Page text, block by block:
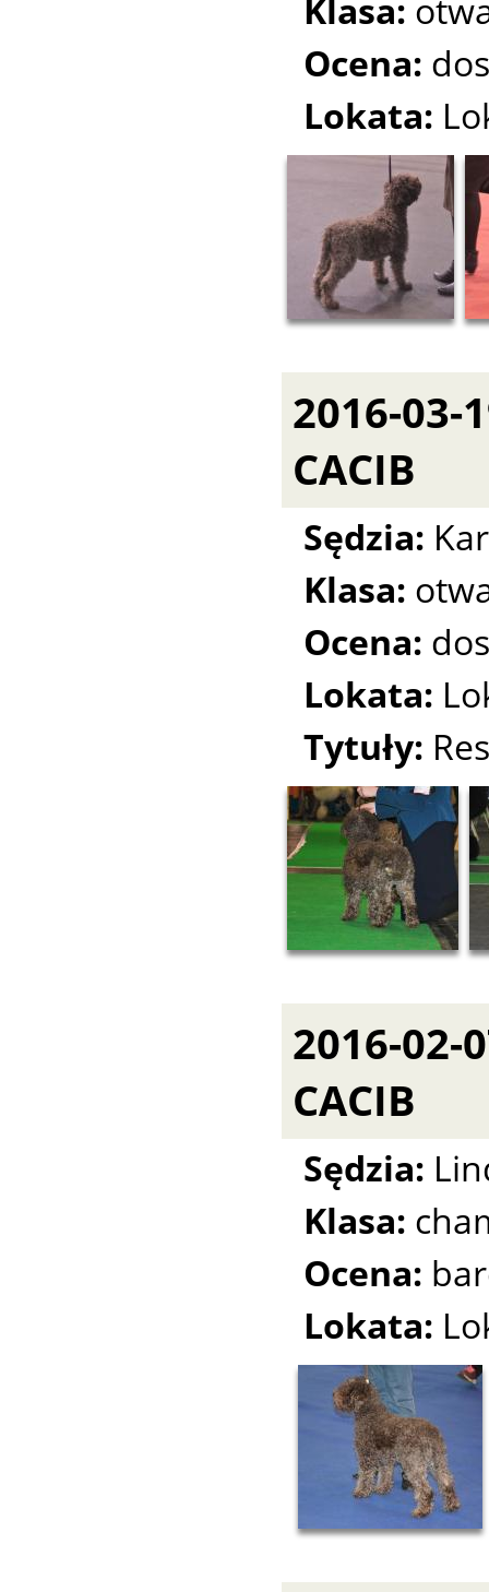
Klasa:
Ocena:
Lokata:
2016-03-
CACIB
Sędzia:
Klasa:
Ocena:
Lokata:
Tytuły:
2016-
CACIB
Sędzia:
Klasa:
Ocena:
Lokata: